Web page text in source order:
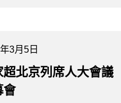
3月5日
超北京列席人大會議
會